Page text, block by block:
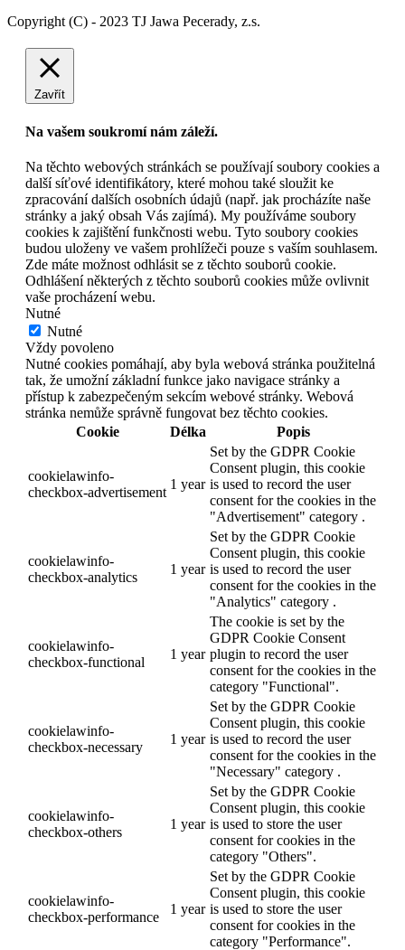
Copyright (C) - 2023 TJ Jawa Pecerady, z.s.
Zavřít
Na vašem soukromí nám záleží.
Na těchto webových stránkách se používají soubory cookies a
další síťové identifikátory, které mohou také sloužit ke
zpracování dalších osobních údajů (např. jak procházíte naše
stránky a jaký obsah Vás zajímá). My používáme soubory
cookies k zajištění funkčnosti webu. Tyto soubory cookies
budou uloženy ve vašem prohlížeči pouze s vaším souhlasem.
Zde máte možnost odhlásit se z těchto souborů cookie.
Odhlášení některých z těchto souborů cookies může ovlivnit
vaše procházení webu.
Nutné
Nutné
Vždy povoleno
Nutné cookies pomáhají, aby byla webová stránka použitelná
tak, že umožní základní funkce jako navigace stránky a
přístup k zabezpečeným sekcím webové stránky. Webová
stránka nemůže správně fungovat bez těchto cookies.
Cookie
Délka Popis
cookielawinfo-
checkbox-advertisement
1 year
Set by the GDPR Cookie
Consent plugin, this cookie
is used to record the user
consent for the cookies in the
"Advertisement" category .
cookielawinfo-
checkbox-analytics
1 year
Set by the GDPR Cookie
Consent plugin, this cookie
is used to record the user
consent for the cookies in the
"Analytics" category .
cookielawinfo-
checkbox-functional
1 year
The cookie is set by the
GDPR Cookie Consent
plugin to record the user
consent for the cookies in the
category "Functional".
cookielawinfo-
checkbox-necessary
1 year
Set by the GDPR Cookie
Consent plugin, this cookie
is used to record the user
consent for the cookies in the
"Necessary" category .
cookielawinfo-
checkbox-others
1 year
Set by the GDPR Cookie
Consent plugin, this cookie
is used to store the user
consent for cookies in the
category "Others".
cookielawinfo-
checkbox-performance
1 year
Set by the GDPR Cookie
Consent plugin, this cookie
is used to store the user
consent for cookies in the
category "Performance".